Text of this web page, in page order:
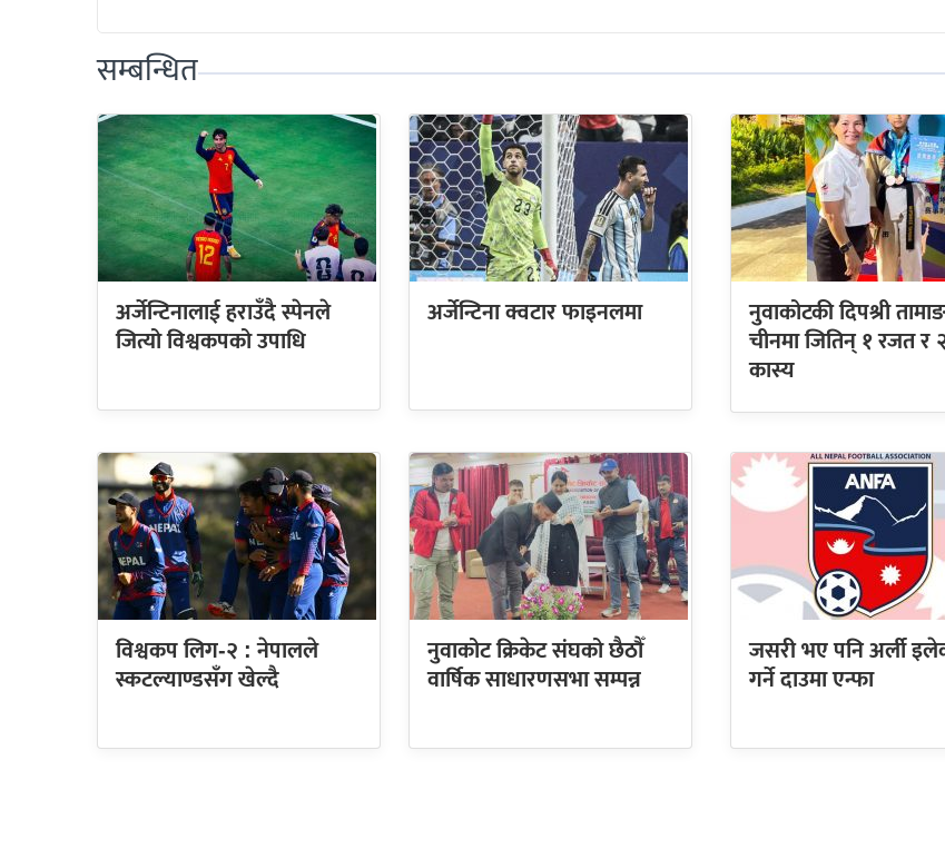
सम्बन्धित
नुवाकोटकी दिपश्री
चीनमा जितिन् १ रजत र
कास्य
अर्जेन्टिनालाई हराउँदै स्पेनले
जित्यो विश्वकपको उपाधि
अर्जेन्टिना क्वटार फाइनलमा
विश्वकप लिग-२ : नेपालले
स्कटल्याण्डसँग खेल्दै
नुवाकोट क्रिकेट संघको छैठौँ
वार्षिक साधारणसभा सम्पन्न
जसरी भए पनि अर्ली
गर्ने दाउमा एन्फा